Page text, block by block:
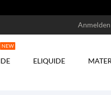
Anmelden
NEW
ELIQUIDE